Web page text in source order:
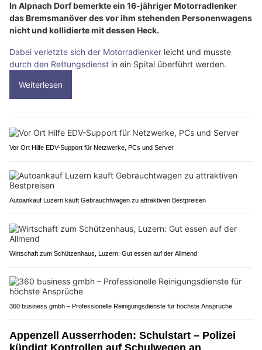
In Alpnach Dorf bemerkte ein 16-jähriger Motorradlenker
das Bremsmanöver des vor ihm stehenden Personenwagens
nicht und kollidierte mit dessen Heck.
Dabei verletzte sich der Motorradlenker leicht und musste
durch den Rettungsdienst in ein Spital überführt werden.
Weiterlesen
Vor Ort Hilfe EDV-Support für Netzwerke, PCs und Server
Autoankauf Luzern kauft Gebrauchtwagen zu attraktiven Bestpreisen
Wirtschaft zum Schützenhaus, Luzern: Gut essen auf der Allmend
360 business gmbh – Professionelle Reinigungsdienste für höchste Ansprüche
Appenzell Ausserrhoden: Schulstart – Polizei
kündigt Kontrollen auf Schulwegen an